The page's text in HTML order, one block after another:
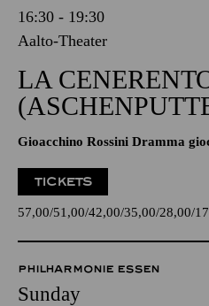
16:30 - 19:30
Aalto-Theater
LA
Gioacchino Rossini Dramma
TICKETS
57,00 51,00 42,00 35,00 28,00
PHILHARMONIE ESSEN
Sunday